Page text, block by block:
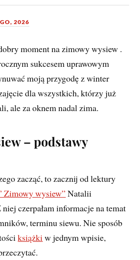
2026
moment na zimowy wysiew .
sukcesem uprawowym
moją przygodę z winter
dla wszystkich, którzy już
ale za oknem nadal zima.
– podstawy
zacząć, to zacznij od lektury
Zimowy wysiew” Natalii
czerpałam informacje na temat
terminu siewu. Nie sposób
książkiw jednym wpisie,